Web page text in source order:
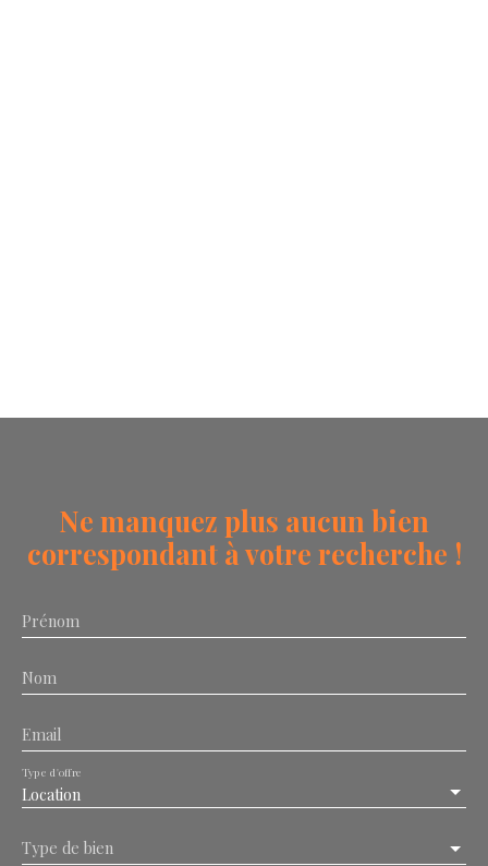
Ne manquez plus aucun bien
correspondant à votre recherche !
Prénom
Nom
Email
Location
Type d'offre
Type de bien